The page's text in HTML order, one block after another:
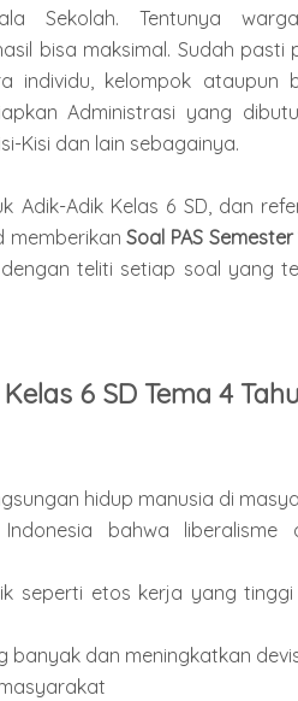
Sekolah. Tentunya
bisa maksimal. Sudah pasti
individu, kelompok ataupun
Administrasi yang
Kisi dan lain sebagainya.
Adik Kelas 6 SD, dan
memberikanSoal PAS
teliti setiap soal yang
6 SD Tema 4
hidup manusia di
bahwa liberalisme
seperti etos kerja yang
banyak dan meningkatkan